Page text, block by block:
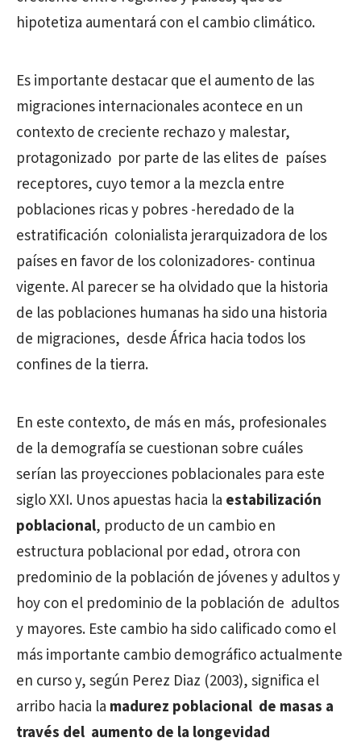
hipotetiza aumentará con el cambio climático.
Es importante destacar que el aumento de las
migraciones internacionales acontece en un
contexto de creciente rechazo y malestar,
protagonizado por parte de las elites de países
receptores, cuyo temor a la mezcla entre
poblaciones ricas y pobres -heredado de la
estratificación colonialista jerarquizadora de los
países en favor de los colonizadores- continua
vigente. Al parecer se ha olvidado que la historia
de las poblaciones humanas ha sido una historia
de migraciones, desde África hacia todos los
confines de la tierra.
En este contexto, de más en más, profesionales
de la demografía se cuestionan sobre cuáles
serían las proyecciones poblacionales para este
siglo XXI. Unos apuestas hacia la estabilización
poblacional, producto de un cambio en
estructura poblacional por edad, otrora con
predominio de la población de jóvenes y adultosy
hoy con el predominio de la población de adultos
y mayores. Este cambio ha sido calificado como el
más importante cambio demográfico actualmente
en curso y, según Perez Diaz (2003), significa el
arribo hacia la madurez poblacional de masas a
través del aumento de la longevidad